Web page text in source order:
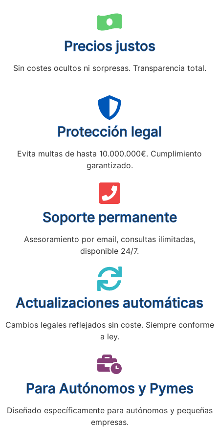
Precios justos
Sin costes ocultos ni sorpresas. Transparencia total.
Protección legal
Evita multas de hasta 10.000.000€. Cumplimiento
garantizado.
Soporte permanente
Asesoramiento por email, consultas ilimitadas,
disponible 24/7.
Actualizaciones automáticas
Cambios legales reflejados sin coste. Siempre conforme
a ley.
Para Autónomos y Pymes
Diseñado específicamente para autónomos y pequeñas
empresas.